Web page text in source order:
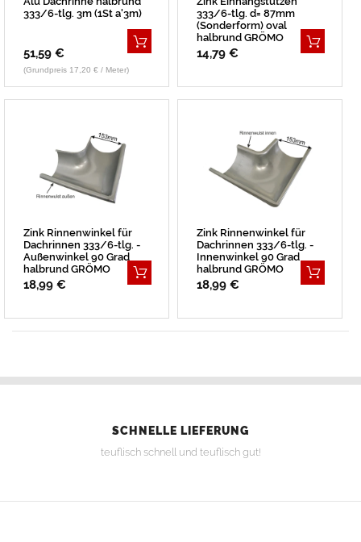
333/6-tlg. 3m (1St a'3m)
51,59 €
(Grundpreis 17,20 € / Meter)
333/6-tlg. d= 87mm
(Sonderform) oval
halbrund GRÖMO
14,79 €
Zink Rinnenwinkel für
Dachrinnen 333/6-tlg. -
Außenwinkel 90 Grad
halbrund GRÖMO
18,99 €
Zink Rinnenwinkel für
Dachrinnen 333/6-tlg. -
Innenwinkel 90 Grad
halbrund GRÖMO
18,99 €
SCHNELLE LIEFERUNG
teuflisch schnell und teuflisch gut!